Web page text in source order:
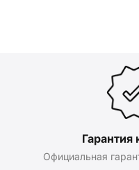
Гарантия
Официальная